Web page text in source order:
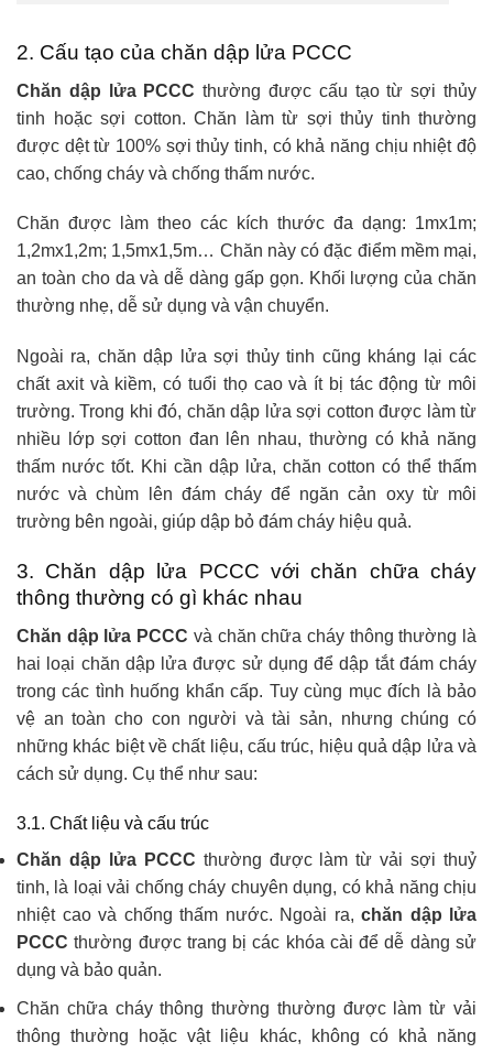
2. Cấu tạo của chăn dập lửa PCCC
Chăn dập lửa PCCC thường được cấu tạo từ sợi thủy
tinh hoặc sợi cotton. Chăn làm từ sợi thủy tinh thường
được dệt từ 100% sợi thủy tinh, có khả năng chịu nhiệt độ
cao, chống cháy và chống thấm nước.
Chăn được làm theo các kích thước đa dạng: 1mx1m;
1,2mx1,2m; 1,5mx1,5m… Chăn này có đặc điểm mềm mại,
an toàn cho da và dễ dàng gấp gọn. Khối lượng của chăn
thường nhẹ, dễ sử dụng và vận chuyển.
Ngoài ra, chăn dập lửa sợi thủy tinh cũng kháng lại các
chất axit và kiềm, có tuổi thọ cao và ít bị tác động từ môi
trường. Trong khi đó, chăn dập lửa sợi cotton được làm từ
nhiều lớp sợi cotton đan lên nhau, thường có khả năng
thấm nước tốt. Khi cần dập lửa, chăn cotton có thể thấm
nước và chùm lên đám cháy để ngăn cản oxy từ môi
trường bên ngoài, giúp dập bỏ đám cháy hiệu quả.
3. Chăn dập lửa PCCC với chăn chữa cháy
thông thường có gì khác nhau
Chăn dập lửa PCCC và chăn chữa cháy thông thường là
hai loại chăn dập lửa được sử dụng để dập tắt đám cháy
trong các tình huống khẩn cấp. Tuy cùng mục đích là bảo
vệ an toàn cho con người và tài sản, nhưng chúng có
những khác biệt về chất liệu, cấu trúc, hiệu quả dập lửa và
cách sử dụng. Cụ thể như sau:
3.1. Chất liệu và cấu trúc
Chăn dập lửa PCCC thường được làm từ vải sợi thuỷ
tinh, là loại vải chống cháy chuyên dụng, có khả năng chịu
nhiệt cao và chống thấm nước. Ngoài ra, chăn dập lửa
PCCCthường được trang bị các khóa cài để dễ dàng sử
dụng và bảo quản.
Chăn chữa cháy thông thường thường được làm từ vải
thông thường hoặc vật liệu khác, không có khả năng